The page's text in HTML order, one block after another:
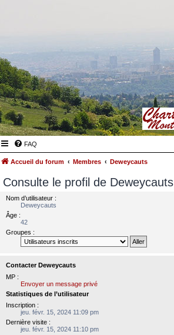
FAQ
Accueil du forum Membres Deweycauts
Consulte le profil de Deweycauts
Nom d’utilisateur :
Deweycauts
Âge :
42
Groupes :
Contacter Deweycauts
MP :
Envoyer un message privé
Statistiques de l’utilisateur
Inscription :
jeu. févr. 15, 2024 11:09 pm
Dernière visite :
jeu. févr. 15, 2024 11:10 pm